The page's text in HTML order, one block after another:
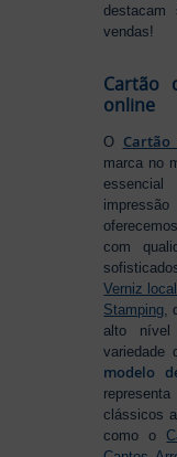
destacam
vendas!
Cartão
online
O Cartão
marca no
oferecemos
com
Verniz
Stamping,
alto nível
variedade
modelo
clássicos
como o